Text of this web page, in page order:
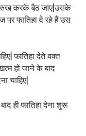
रुख करके बैठ जाए|उसके
पर फातिहा दे रहे हैं उस
फातिहा देते वक्त
हो जाने के बाद
चाहिए|
ही फातिहा देना शुरू